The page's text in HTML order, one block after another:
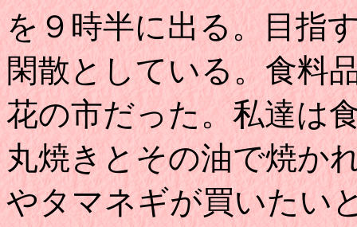
を９時半に出る。目指
閑散としている。食料
花の市だった。私達は
丸焼きとその油で焼か
やタマネギが買いたい